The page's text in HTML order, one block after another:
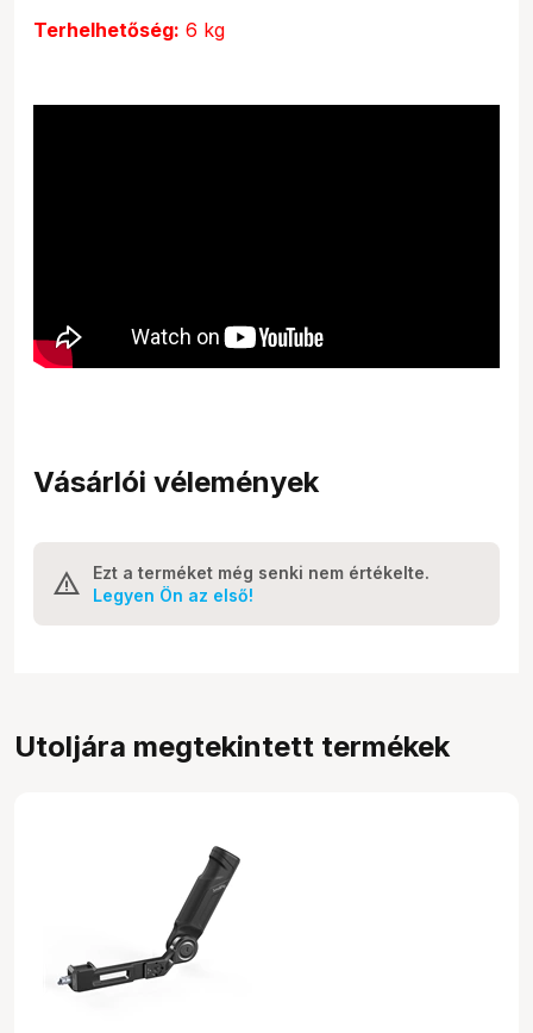
Terhelhetőség: 6 kg
Vásárlói vélemények
Ezt a terméket még senki nem értékelte.
Legyen Ön az első!
Utoljára megtekintett termékek